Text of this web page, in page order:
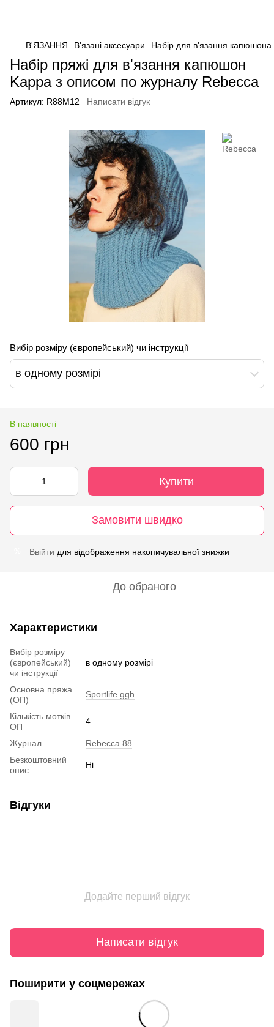
В'ЯЗАННЯ В'язані аксесуари Набір для в'язання
Набір пряжі для в'язання капюшон
Kappa з описом по журналу Rebecca
Артикул: R88M12 Написати відгук
Вибір розміру (європейський) чи інструкції
в одному розмірі
В наявності
600 грн
Купити
Замовити швидко
Ввійти для відображення накопичувальної знижки
До обраного
Характеристики
Вибір розміру
(європейський)
чи інструкції
в одному розмірі
Основна пряжа
(ОП)
Sportlife ggh
Кількість мотків
ОП
4
Журнал
Rebecca 88
Безкоштовний
опис
Ні
Відгуки
Додайте перший відгук
Написати відгук
Поширити у соцмережах